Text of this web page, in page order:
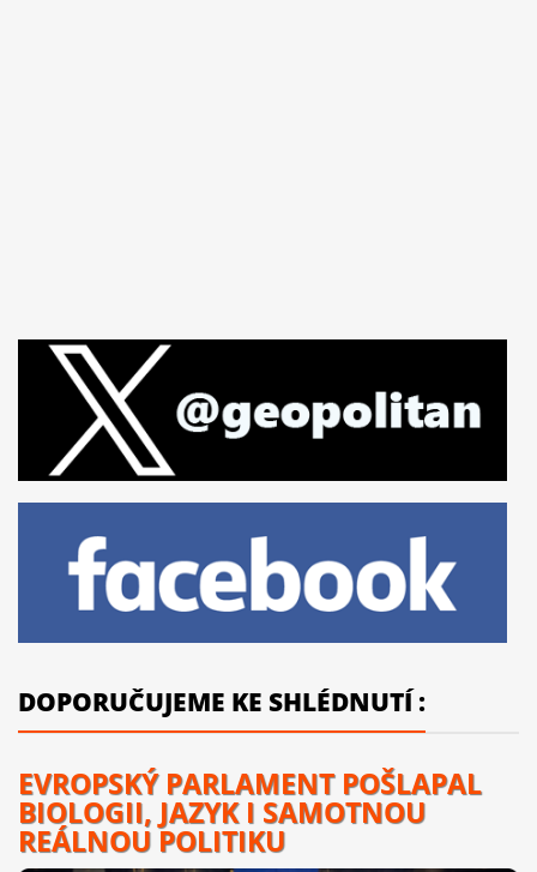
DOPORUČUJEME KE SHLÉDNUTÍ :
EVROPSKÝ PARLAMENT POŠLAPAL
BIOLOGII, JAZYK I SAMOTNOU
REÁLNOU POLITIKU